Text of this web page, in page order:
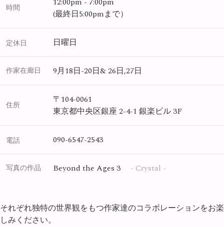
時間
(最終日5:00pmまで）
定休日 日曜日
作家在廊日 9月18日-20日& 26日,27日
住所
〒104-0061
東京都中央区銀座 2-4-1 銀楽ビル 3F
電話 090-6547-2543
写真の作品 Beyond the Ages 3 - Crystal -
それぞれ独特の世界観をもつ作家達のコラボレーションをお楽
しみください。